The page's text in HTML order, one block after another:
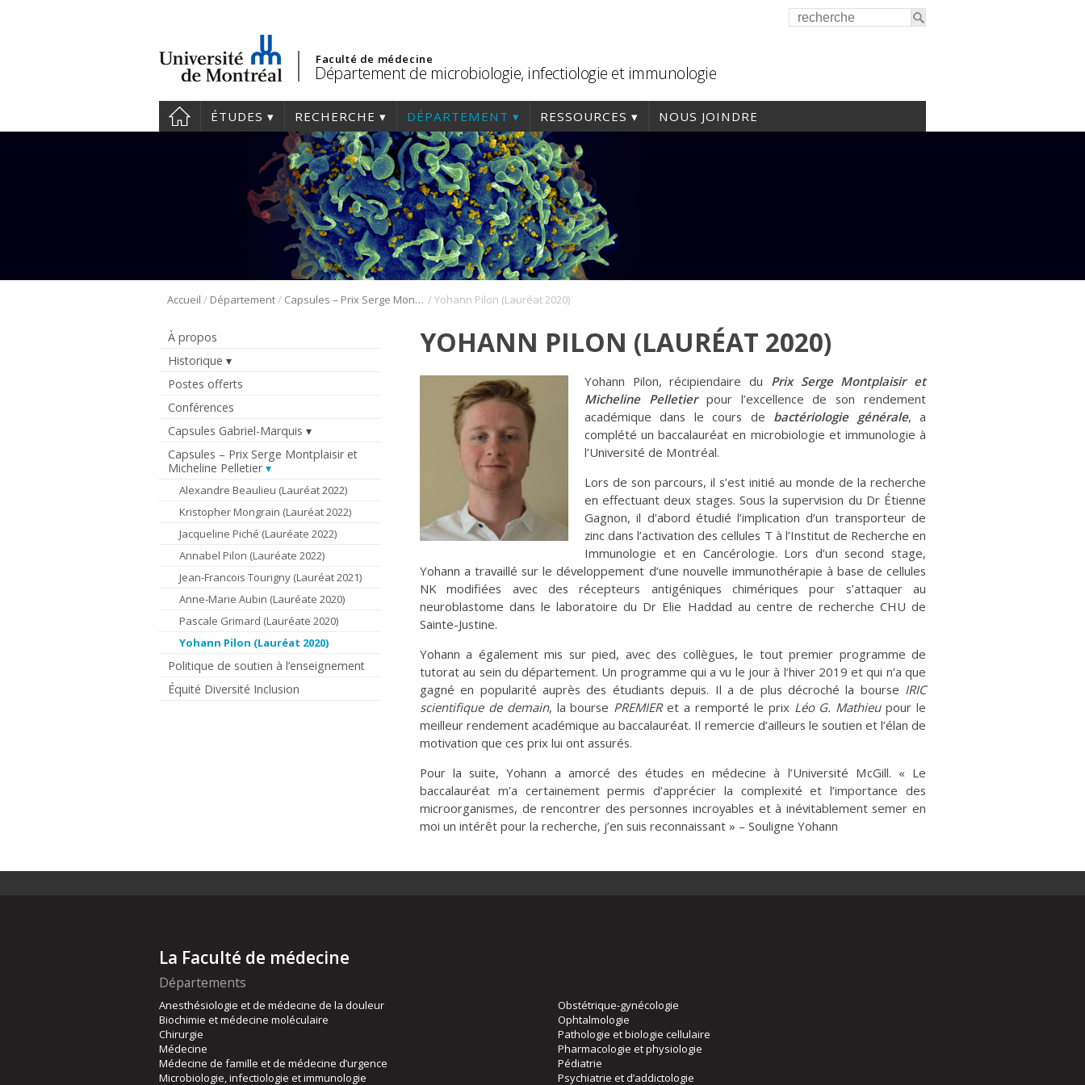
Faculté de médecine
Département de microbiologie, infectiologie et immunologie
ÉTUDES RECHERCHE DÉPARTEMENT RESSOURCES NOUS JOINDRE
Accueil / Département/ Capsules – Prix Serge Montplaisir et Micheline Pelletier /Yohann Pilon (Lauréat 2020)
À propos
Historique
Postes offerts
Conférences
Capsules Gabriel-Marquis
Capsules – Prix Serge Montplaisir et
Micheline Pelletier
Alexandre Beaulieu (Lauréat 2022)
Kristopher Mongrain (Lauréat 2022)
Jacqueline Piché (Lauréate 2022)
Annabel Pilon (Lauréate 2022)
Jean-Francois Tourigny (Lauréat 2021)
Anne-Marie Aubin (Lauréate 2020)
Pascale Grimard (Lauréate 2020)
Yohann Pilon (Lauréat 2020)
Politique de soutien à l’enseignement
Équité Diversité Inclusion
YOHANN PILON (LAURÉAT 2020)
Yohann Pilon, récipiendaire du Prix Serge Montplaisir et
Micheline Pelletierpour l’excellence de son rendement
académique dans le cours de bactériologie générale, a
complété un baccalauréat en microbiologie et immunologie à
l’Université de Montréal.
Lors de son parcours, il s’est initié au monde de la recherche
en effectuant deux stages. Sous la supervision du Dr Étienne
Gagnon, il d’abord étudié l’implication d’un transporteur de
zinc dans l’activation des cellules T à l’Institut de Recherche en
Immunologie et en Cancérologie. Lors d’un second stage,
Yohann a travaillé sur le développement d’une nouvelle immunothérapie à base de cellules
NK modifiées avec des récepteurs antigéniques chimériques pour s’attaquer au
neuroblastome dans le laboratoire du Dr Elie Haddad au centre de recherche CHU de
Sainte-Justine.
Yohann a également mis sur pied, avec des collègues, le tout premier programme de
tutorat au sein du département. Un programme qui a vu le jour à l’hiver 2019 et qui n’a que
gagné en popularité auprès des étudiants depuis. Il a de plus décroché la bourse IRIC
scientifique de demain, la bourse PREMIERet a remporté le prix Léo G. Mathieupour le
meilleur rendement académique au baccalauréat. Il remercie d’ailleurs le soutien et l’élan de
motivation que ces prix lui ont assurés.
Pour la suite, Yohann a amorcé des études en médecine à l’Université McGill. « Le
baccalauréat m’a certainement permis d’apprécier la complexité et l’importance des
microorganismes, de rencontrer des personnes incroyables et à inévitablement semer en
moi un intérêt pour la recherche, j’en suis reconnaissant » – Souligne Yohann
La Faculté de médecine
Départements
Anesthésiologie et de médecine de la douleur
Biochimie et médecine moléculaire
Chirurgie
Médecine
Médecine de famille et de médecine d’urgence
Microbiologie, infectiologie et immunologie
Obstétrique-gynécologie
Ophtalmologie
Pathologie et biologie cellulaire
Pharmacologie et physiologie
Pédiatrie
Psychiatrie et d’addictologie